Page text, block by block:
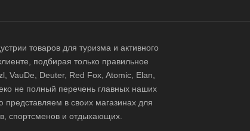
товаров для туризма и активного
подбирая только правильное
VauDe, Deuter, Red Fox, Atomic, Elan,
не полный перечень главных наших
в своих магазинах для
спортсменов и отдыхающих.